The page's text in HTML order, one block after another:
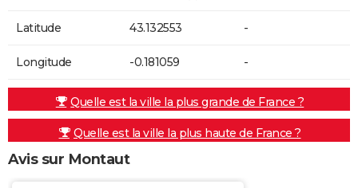
Latitude 43.132553 -
Longitude -0.181059 -
Quelle est la ville la plus grande de France ?
Quelle est la ville la plus haute de France ?
Avis sur Montaut